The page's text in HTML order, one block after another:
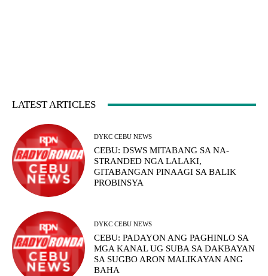
LATEST ARTICLES
DYKC CEBU NEWS
CEBU: DSWS MITABANG SA NA-
STRANDED NGA LALAKI,
GITABANGAN PINAAGI SA BALIK
PROBINSYA
DYKC CEBU NEWS
CEBU: PADAYON ANG PAGHINLO SA
MGA KANAL UG SUBA SA DAKBAYAN
SA SUGBO ARON MALIKAYAN ANG
BAHA